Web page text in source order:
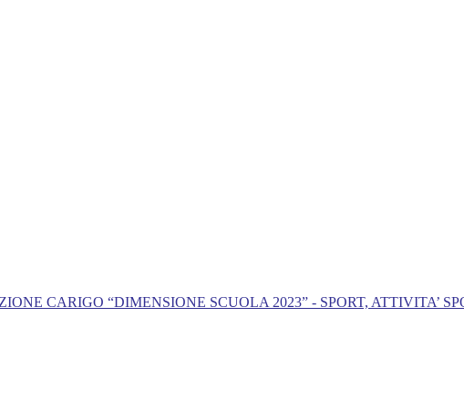
CARIGO “DIMENSIONE SCUOLA 2023” - SPORT, ATTIVITA’